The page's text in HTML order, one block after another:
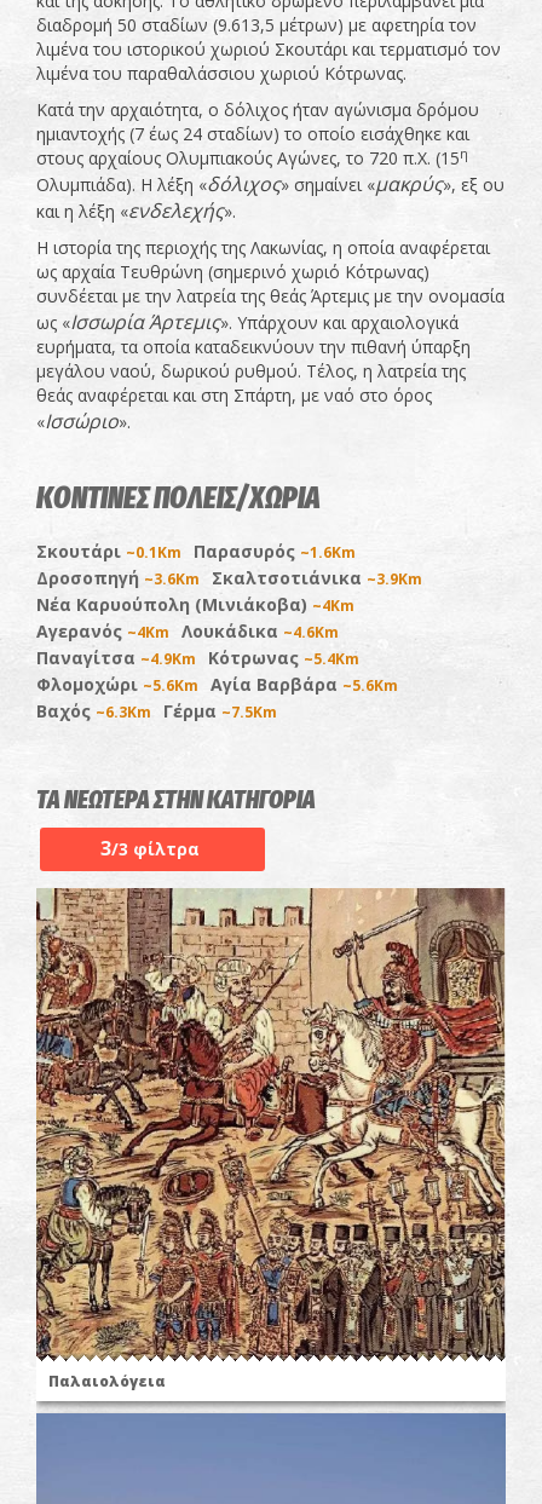
διαδρομή 50 σταδίων (9.613,5 μέτρων) με αφετηρία τον
λιμένα του ιστορικού χωριού Σκουτάρι και τερματισμό τον
λιμένα του παραθαλάσσιου χωριού Κότρωνας.
Κατά την αρχαιότητα, ο δόλιχος ήταν αγώνισμα δρόμου
ημιαντοχής (7 έως 24 σταδίων) το οποίο εισάχθηκε και
στους αρχαίους Ολυμπιακούς Αγώνες, το 720 π.Χ. (15η
Ολυμπιάδα). Η λέξη «δόλιχος» σημαίνει «μακρύς», εξ ου
και η λέξη «ενδελεχής».
Η ιστορία της περιοχής της Λακωνίας, η οποία αναφέρεται
ως αρχαία Τευθρώνη (σημερινό χωριό Κότρωνας)
συνδέεται με την λατρεία της θεάς Άρτεμις με την ονομασία
ως «Ισσωρία Άρτεμις». Υπάρχουν και αρχαιολογικά
ευρήματα, τα οποία καταδεικνύουν την πιθανή ύπαρξη
μεγάλου ναού, δωρικού ρυθμού. Τέλος, η λατρεία της
θεάς αναφέρεται και στη Σπάρτη, με ναό στο όρος
«Ισσώριο».
ΚΟΝΤΙΝΕΣ ΠΟΛΕΙΣ/ΧΩΡΙΑ
Σκουτάρι ~0.1Km Παρασυρός ~1.6Km
Δροσοπηγή ~3.6Km Σκαλτσοτιάνικα ~3.9Km
Νέα Καρυούπολη (Μινιάκοβα) ~4Km
Αγερανός ~4Km Λουκάδικα ~4.6Km
Παναγίτσα ~4.9Km Κότρωνας ~5.4Km
Φλομοχώρι ~5.6Km Αγία Βαρβάρα ~5.6Km
Βαχός ~6.3Km Γέρμα ~7.5Km
ΤΑ ΝΕΩΤΕΡΑ ΣΤΗΝ ΚΑΤΗΓΟΡΙΑ
3/3 φίλτρα
Παλαιολόγεια